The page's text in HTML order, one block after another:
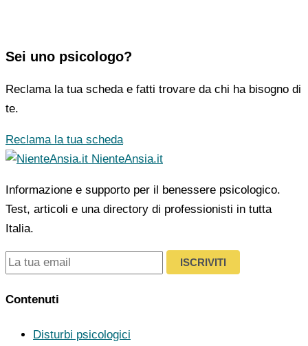
Sei uno psicologo?
Reclama la tua scheda e fatti trovare da chi ha bisogno di
te.
Reclama la tua scheda
NienteAnsia.it
Informazione e supporto per il benessere psicologico.
Test, articoli e una directory di professionisti in tutta
Italia.
ISCRIVITI
Contenuti
Disturbi psicologici